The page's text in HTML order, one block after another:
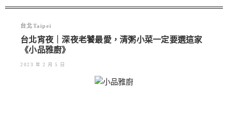
台北Taipei
台北宵夜｜深夜老饕最愛，清粥小菜一定要選這家
《小品雅廚》
2023 年 2 月 5 日